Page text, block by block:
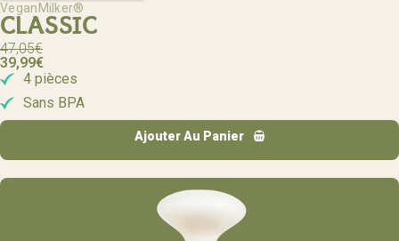
VeganMilker®
CLASSIC
47,05€
39,99€
4 pièces
Sans BPA
Ajouter Au Panier